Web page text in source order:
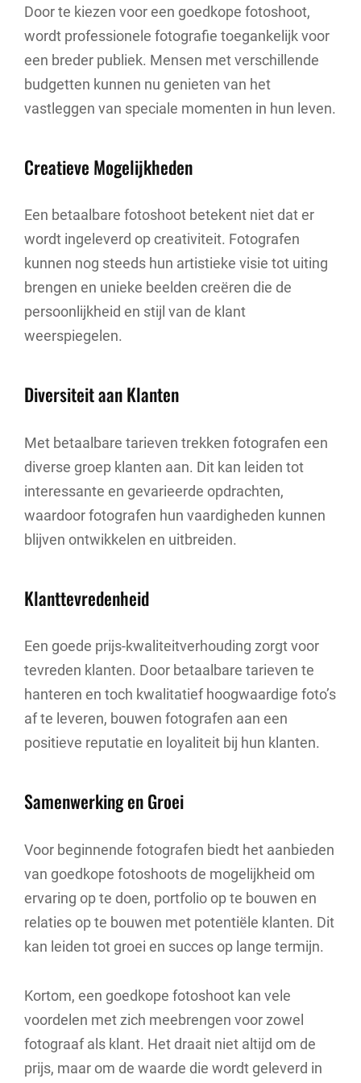
Door te kiezen voor een goedkope fotoshoot,
wordt professionele fotografie toegankelijk voor
een breder publiek. Mensen met verschillende
budgetten kunnen nu genieten van het
vastleggen van speciale momenten in hun leven.
Creatieve Mogelijkheden
Een betaalbare fotoshoot betekent niet dat er
wordt ingeleverd op creativiteit. Fotografen
kunnen nog steeds hun artistieke visie tot uiting
brengen en unieke beelden creëren die de
persoonlijkheid en stijl van de klant
weerspiegelen.
Diversiteit aan Klanten
Met betaalbare tarieven trekken fotografen een
diverse groep klanten aan. Dit kan leiden tot
interessante en gevarieerde opdrachten,
waardoor fotografen hun vaardigheden kunnen
blijven ontwikkelen en uitbreiden.
Klanttevredenheid
Een goede prijs-kwaliteitverhouding zorgt voor
tevreden klanten. Door betaalbare tarieven te
hanteren en toch kwalitatief hoogwaardige foto’s
af te leveren, bouwen fotografen aan een
positieve reputatie en loyaliteit bij hun klanten.
Samenwerking en Groei
Voor beginnende fotografen biedt het aanbieden
van goedkope fotoshoots de mogelijkheid om
ervaring op te doen, portfolio op te bouwen en
relaties op te bouwen met potentiële klanten. Dit
kan leiden tot groei en succes op lange termijn.
Kortom, een goedkope fotoshoot kan vele
voordelen met zich meebrengen voor zowel
fotograaf als klant. Het draait niet altijd om de
prijs, maar om de waarde die wordt geleverd in